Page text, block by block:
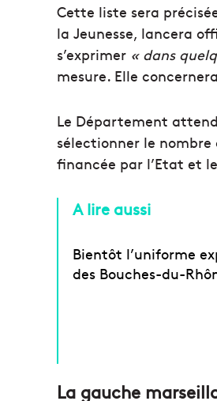
Cette liste sera
la Jeunesse, lancera
s’exprimer « dans
mesure. Elle
Le Département
sélectionner le
financée par l’Etat et
A lire aussi
Bientôt l’uniforme
des Bouches-du-
La gauche